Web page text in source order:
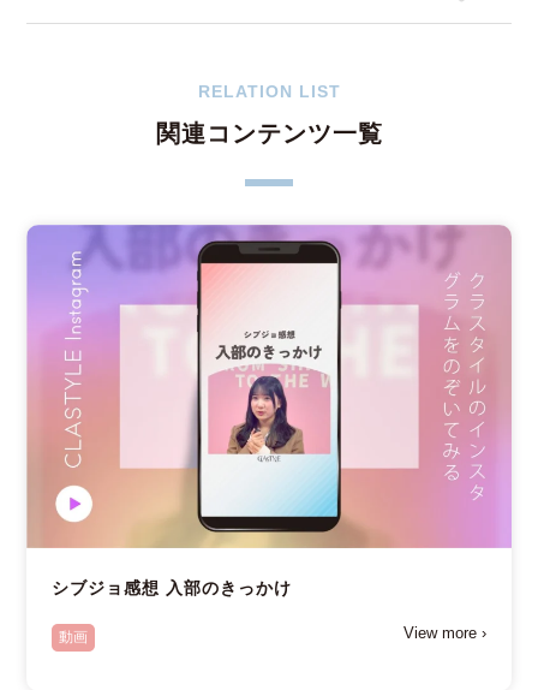
RELATION LIST
関連コンテンツ一覧
シブジョ感想 入部のきっかけ
動画 View more ›